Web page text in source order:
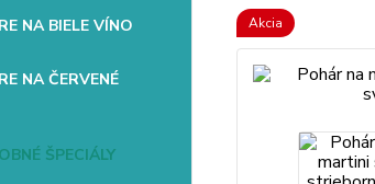
NA BIELE VÍNO
NA ČERVENÉ
ŠPECIÁLY
Akcia